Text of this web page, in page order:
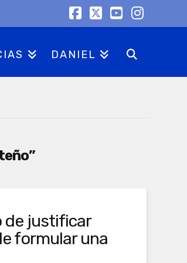
Facebook
X YouTube
DANIEL
de justificar
formular una